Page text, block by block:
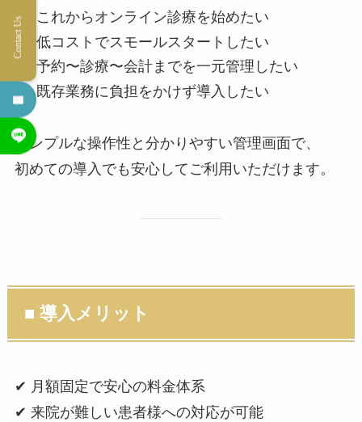
これからオンライン診療を始めたい
低コストでスモールスタートしたい
予約〜診療〜会計までを一元管理したい
既存業務に負担をかけず導入したい
シンプルな操作性と分かりやすい管理画面で、
初めての導入でも安心してご利用いただけます。
■ 導入メリット
✔ 月額固定で安心の料金体系
✔ 来院が難しい患者様への対応が可能
Contact Us